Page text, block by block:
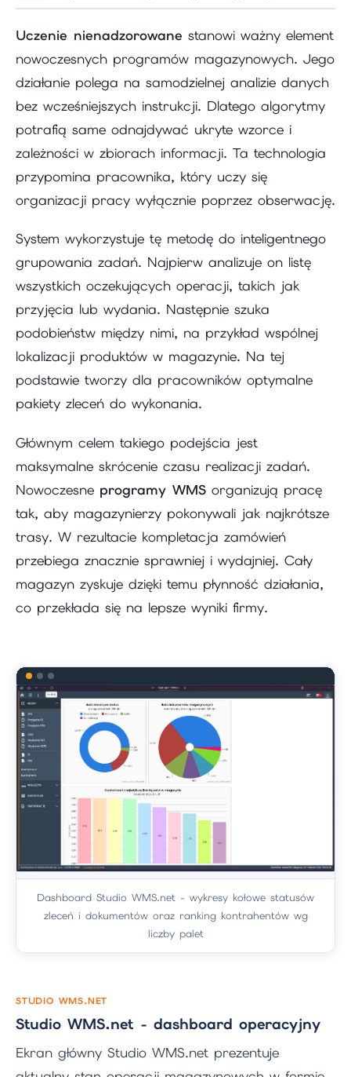
Uczenie nienadzorowane stanowi ważny element
nowoczesnych programów magazynowych. Jego
działanie polega na samodzielnej analizie danych
bez wcześniejszych instrukcji. Dlatego algorytmy
potrafią same odnajdywać ukryte wzorce i
zależności w zbiorach informacji. Ta technologia
przypomina pracownika, który uczy się
organizacji pracy wyłącznie poprzez obserwację.
System wykorzystuje tę metodę do inteligentnego
grupowania zadań. Najpierw analizuje on listę
wszystkich oczekujących operacji, takich jak
przyjęcia lub wydania. Następnie szuka
podobieństw między nimi, na przykład wspólnej
lokalizacji produktów w magazynie. Na tej
podstawie tworzy dla pracowników optymalne
pakiety zleceń do wykonania.
Głównym celem takiego podejścia jest
maksymalne skrócenie czasu realizacji zadań.
Nowoczesne programy WMS organizują pracę
tak, aby magazynierzy pokonywali jak najkrótsze
trasy. W rezultacie kompletacja zamówień
przebiega znacznie sprawniej i wydajniej. Cały
magazyn zyskuje dzięki temu płynność działania,
co przekłada się na lepsze wyniki firmy.
Dashboard Studio WMS.net - wykresy kołowe statusów
zleceń i dokumentów oraz ranking kontrahentów wg
liczby palet
STUDIO WMS.NET
Studio WMS.net - dashboard operacyjny
Ekran główny Studio WMS.net prezentuje